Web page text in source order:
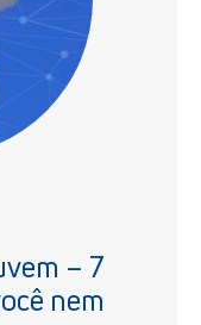
– 7
nem